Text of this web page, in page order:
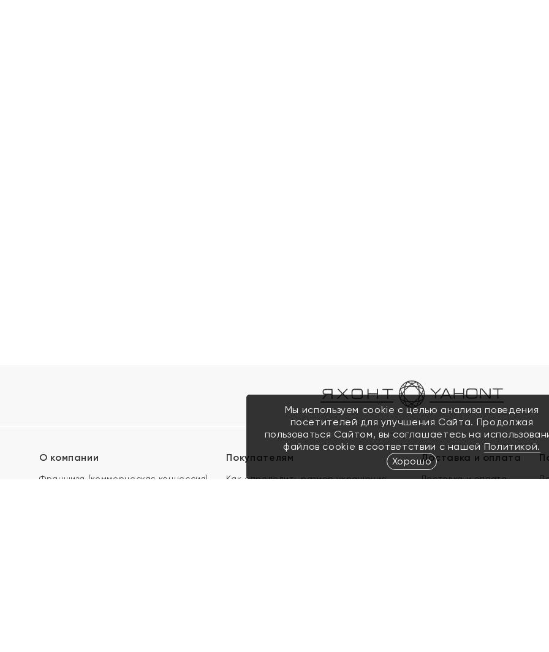
О компании
Франшиза (коммерческая концессия)
Покупателям
Как определить размер украшения
Доставка и оплата
Доставка и оплата
Мы используем cookie с целью анализа поведения
посетителей для улучшения Сайта. Продолжая
пользоваться Сайтом, вы соглашаетесь на
файлов cookie в соответствии с нашей Политикой.
Хорошо